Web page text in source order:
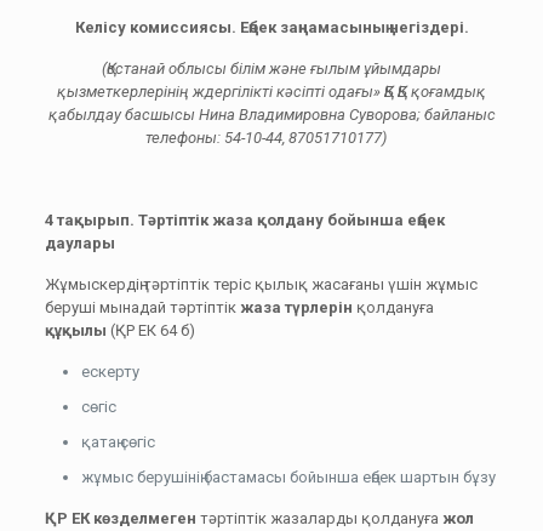
Келісу комиссиясы. Еңбек заңнамасының негіздері.
(Қостанай облысы білім және ғылым ұйымдары
қызметкерлерінің ждергілікті кәсіпті одағы» ҚБ ҚБ қоғамдық
қабылдау басшысы Нина Владимировна Суворова; байланыс
телефоны: 54-10-44, 87051710177)
4 тақырып. Тәртіптік жаза қолдану бойынша еңбек
даулары
Жұмыскердің тәртіптік теріс қылық жасағаны үшін жұмыс
беруші мынадай тәртіптік жаза түрлерін қолдануға
құқылы (ҚР ЕК 64 б)
ескерту
сөгіс
қатаң сөгіс
жұмыс берушінің бастамасы бойынша еңбек шартын бұзу
ҚР ЕК көзделмеген тәртіптік жазаларды қолдануға жол